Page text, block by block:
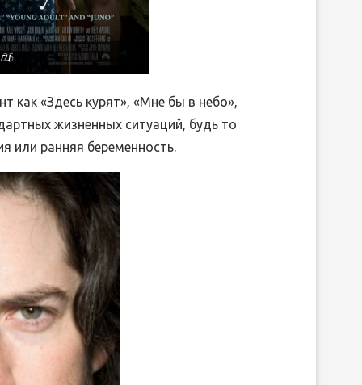
как «Здесь курят», «Мне бы в небо»,
жизненных ситуаций, будь то
или ранняя беременность.